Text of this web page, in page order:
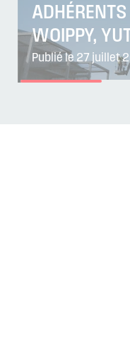
WOIPPY,
Publié le 27 juillet